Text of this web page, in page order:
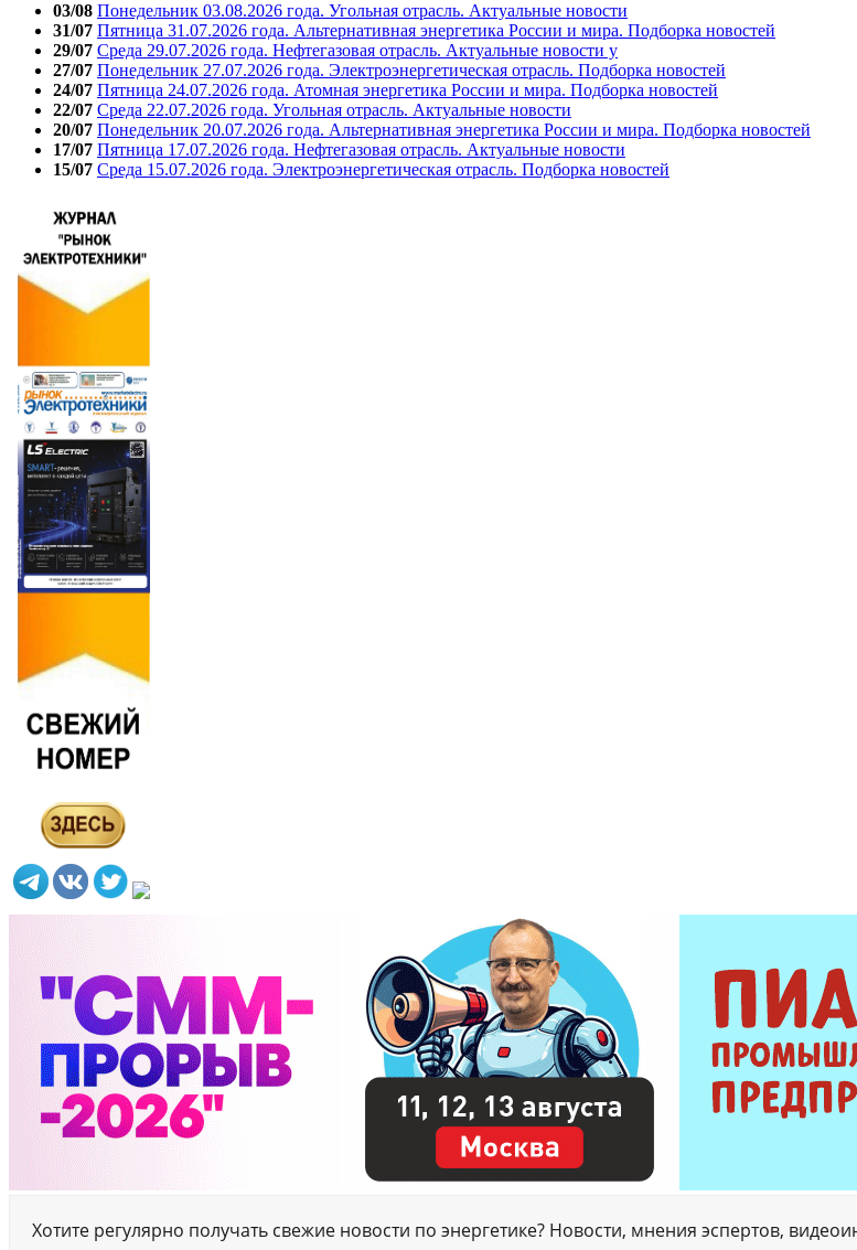
03/08 Понедельник 03.08.2026 года. Угольная отрасль. Актуальные новости
31/07 Пятница 31.07.2026 года. Альтернативная энергетика России и мира. Подборка новостей
29/07 Среда 29.07.2026 года. Нефтегазовая отрасль. Актуальные новости у
27/07 Понедельник 27.07.2026 года. Электроэнергетическая отрасль. Подборка новостей
24/07 Пятница 24.07.2026 года. Атомная энергетика России и мира. Подборка новостей
22/07 Среда 22.07.2026 года. Угольная отрасль. Актуальные новости
20/07 Понедельник 20.07.2026 года. Альтернативная энергетика России и мира. Подборка новостей
17/07 Пятница 17.07.2026 года. Нефтегазовая отрасль. Актуальные новости
15/07 Среда 15.07.2026 года. Электроэнергетическая отрасль. Подборка новостей
Хотите регулярно получать свежие новости по энергетике? Новости, мнения эспертов,